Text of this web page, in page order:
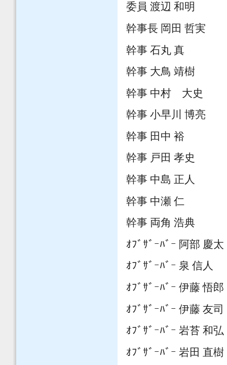
委員 渡辺 和明
幹事長 岡田 哲実
幹事 石丸 真
幹事 大鳥 靖樹
幹事 中村 大史
幹事 小早川 博亮
幹事 田中 裕
幹事 戸田 孝史
幹事 中島 正人
幹事 中瀬 仁
幹事 両角 浩典
ｵﾌﾞｻﾞｰﾊﾞｰ 阿部 慶太
ｵﾌﾞｻﾞｰﾊﾞｰ 泉 信人
ｵﾌﾞｻﾞｰﾊﾞｰ 伊藤 悟郎
ｵﾌﾞｻﾞｰﾊﾞｰ 伊藤 友司
ｵﾌﾞｻﾞｰﾊﾞｰ 岩苔 和弘
ｵﾌﾞｻﾞｰﾊﾞｰ 岩田 直樹